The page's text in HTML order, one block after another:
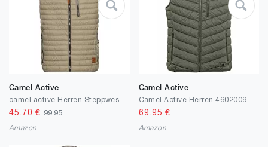
Camel Active
45.70 €99.95
Amazon
Camel Active
69.95 €
Amazon